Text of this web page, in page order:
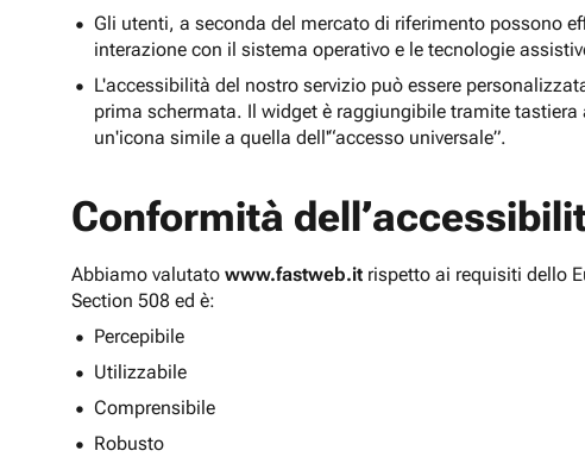
Gli utenti, a seconda del mercato di riferimento possono
interazione con il sistema operativo e le tecnologie
L'accessibilità del nostro servizio può essere
prima schermata. Il widget è raggiungibile tramite
un'icona simile a quella dell'“accesso universale”.
Conformità
Abbiamo valutato www.fastweb.it rispetto ai requisiti dello
Section 508 ed è:
Percepibile
Utilizzabile
Comprensibile
Robusto